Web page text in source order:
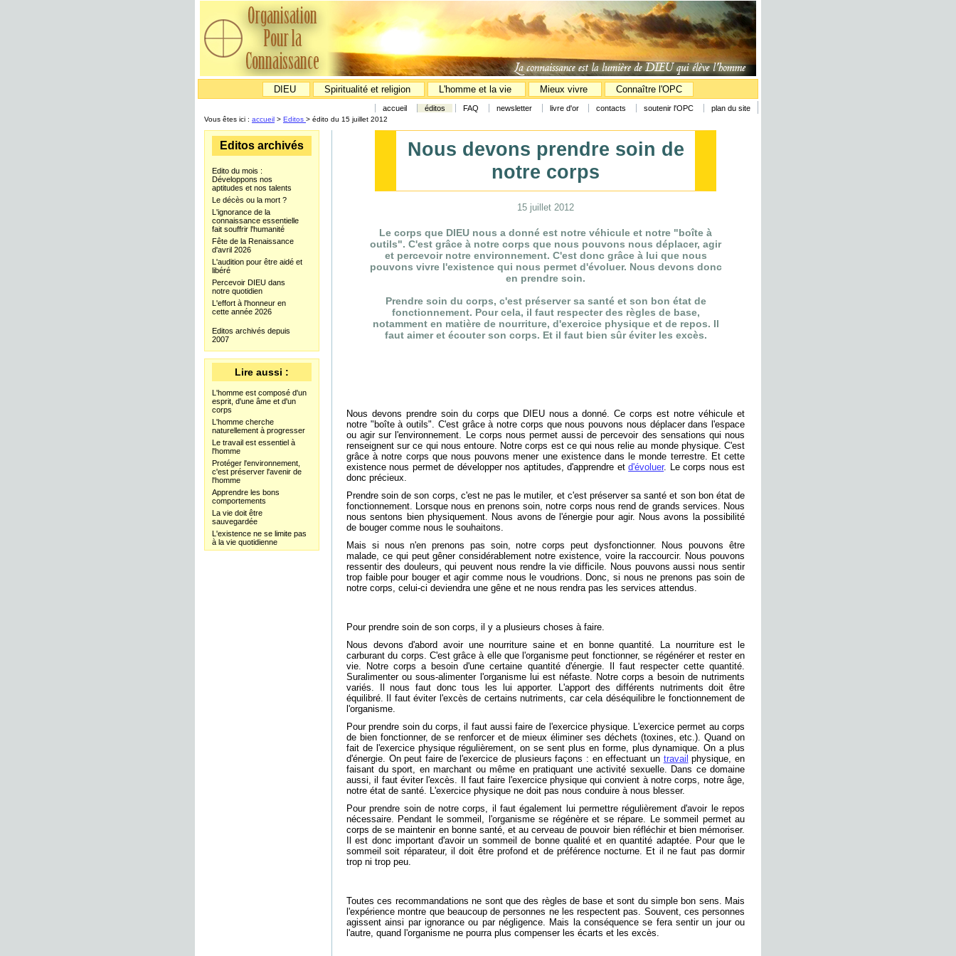
DIEU Spiritualité et religion L'homme et la vie Mieux vivre Connaître l'OPC
accueil éditos FAQ newsletter livre d'or contacts soutenir l'OPC plan du site
Vous êtes ici : accueil > Editos > édito du 15 juillet 2012
Nous devons prendre soin de
notre corps
15 juillet 2012
Le corps que DIEU nous a donné est notre véhicule et notre "boîte à
outils". C'est grâce à notre corps que nous pouvons nous déplacer, agir
et percevoir notre environnement. C'est donc grâce à lui que nous
pouvons vivre l'existence qui nous permet d'évoluer. Nous devons donc
en prendre soin.
Prendre soin du corps, c'est préserver sa santé et son bon état de
fonctionnement. Pour cela, il faut respecter des règles de base,
notamment en matière de nourriture, d'exercice physique et de repos. Il
faut aimer et écouter son corps. Et il faut bien sûr éviter les excès.
Nous devons prendre soin du corps que DIEU nous a donné. Ce corps est notre véhicule et
notre "boîte à outils". C'est grâce à notre corps que nous pouvons nous déplacer dans l'espace
ou agir sur l'environnement. Le corps nous permet aussi de percevoir des sensations qui nous
renseignent sur ce qui nous entoure. Notre corps est ce qui nous relie au monde physique. C'est
grâce à notre corps que nous pouvons mener une existence dans le monde terrestre. Et cette
existence nous permet de développer nos aptitudes, d'apprendre etd'évoluer. Le corps nous est
donc précieux.
Prendre soin de son corps, c'est ne pas le mutiler, et c'est préserver sa santé et son bon état de
fonctionnement. Lorsque nous en prenons soin, notre corps nous rend de grands services. Nous
nous sentons bien physiquement. Nous avons de l'énergie pour agir. Nous avons la possibilité
de bouger comme nous le souhaitons.
Mais si nous n'en prenons pas soin, notre corps peut dysfonctionner. Nous pouvons être
malade, ce qui peut gêner considérablement notre existence, voire la raccourcir. Nous pouvons
ressentir des douleurs, qui peuvent nous rendre la vie difficile. Nous pouvons aussi nous sentir
trop faible pour bouger et agir comme nous le voudrions. Donc, si nous ne prenons pas soin de
notre corps, celui-ci deviendra une gêne et ne nous rendra pas les services attendus.
Pour prendre soin de son corps, il y a plusieurs choses à faire.
Nous devons d'abord avoir une nourriture saine et en bonne quantité. La nourriture est le
carburant du corps. C'est grâce à elle que l'organisme peut fonctionner, se régénérer et rester en
vie. Notre corps a besoin d'une certaine quantité d'énergie. Il faut respecter cette quantité.
Suralimenter ou sous-alimenter l'organisme lui est néfaste. Notre corps a besoin de nutriments
variés. Il nous faut donc tous les lui apporter. L'apport des différents nutriments doit être
équilibré. Il faut éviter l'excès de certains nutriments, car cela déséquilibre le fonctionnement de
l'organisme.
Pour prendre soin du corps, il faut aussi faire de l'exercice physique. L'exercice permet au corps
de bien fonctionner, de se renforcer et de mieux éliminer ses déchets (toxines, etc.). Quand on
fait de l'exercice physique régulièrement, on se sent plus en forme, plus dynamique. On a plus
d'énergie. On peut faire de l'exercice de plusieurs façons : en effectuant un travail physique, en
faisant du sport, en marchant ou même en pratiquant une activité sexuelle. Dans ce domaine
aussi, il faut éviter l'excès. Il faut faire l'exercice physique qui convient à notre corps, notre âge,
notre état de santé. L'exercice physique ne doit pas nous conduire à nous blesser.
Pour prendre soin de notre corps, il faut également lui permettre régulièrement d'avoir le repos
nécessaire. Pendant le sommeil, l'organisme se régénère et se répare. Le sommeil permet au
corps de se maintenir en bonne santé, et au cerveau de pouvoir bien réfléchir et bien mémoriser.
Il est donc important d'avoir un sommeil de bonne qualité et en quantité adaptée. Pour que le
sommeil soit réparateur, il doit être profond et de préférence nocturne. Et il ne faut pas dormir
trop ni trop peu.
Toutes ces recommandations ne sont que des règles de base et sont du simple bon sens. Mais
l'expérience montre que beaucoup de personnes ne les respectent pas. Souvent, ces personnes
agissent ainsi par ignorance ou par négligence. Mais la conséquence se fera sentir un jour ou
l'autre, quand l'organisme ne pourra plus compenser les écarts et les excès.
Editos archivés
Edito du mois :
Développons nos
aptitudes et nos talents
Le décès ou la mort ?
L'ignorance de la
connaissance essentielle
fait souffrir l'humanité
Fête de la Renaissance
d'avril 2026
L'audition pour être aidé et
libéré
Percevoir DIEU dans
notre quotidien
L'effort à l'honneur en
cette année 2026
Editos archivés depuis
2007
Lire aussi :
L'homme est composé d'un
esprit, d'une âme et d'un
corps
L'homme cherche
naturellement à progresser
Le travail est essentiel à
l'homme
Protéger l'environnement,
c'est préserver l'avenir de
l'homme
Apprendre les bons
comportements
La vie doit être
sauvegardée
L'existence ne se limite pas
à la vie quotidienne